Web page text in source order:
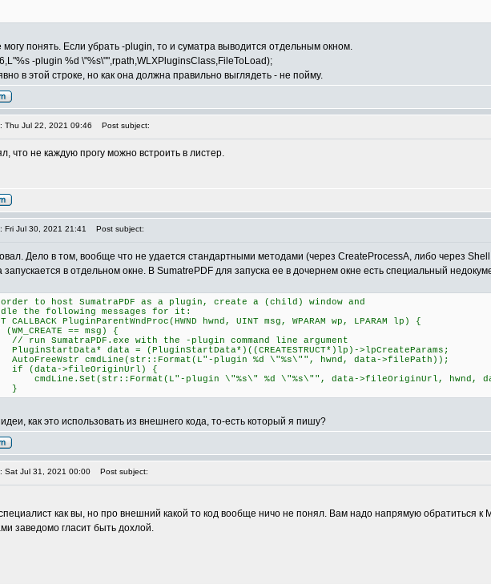
могу понять. Если убрать -plugin, то и суматра выводится отдельным окном.
-plugin %d \"%s\"",rpath,WLXPluginsClass,FileToLoad);
в этой строке, но как она должна правильно выглядеть - не пойму.
Thu Jul 22, 2021 09:46 Post subject:
что не каждую прогу можно встроить в листер.
Fri Jul 30, 2021 21:41 Post subject:
Дело в том, вообще что не удается стандартными методами (через CreateProcessA, либо через
запускается в отдельном окне. В SumatrePDF для запуска ее в дочернем окне есть специальный
to host SumatraPDF as a plugin, create a (child) window and
the following messages for it:
CALLBACK PluginParentWndProc(HWND hwnd, UINT msg, WPARAM wp, LPARAM lp) {
== msg) {
SumatraPDF.exe with the -plugin command line argument
data = (PluginStartData*)((CREATESTRUCT*)lp)->lpCreateParams;
cmdLine(str::Format(L"-plugin %d \"%s\"", hwnd, data->filePath));
>fileOriginUrl) {
plugin \"%s\" %d \"%s\"", data->fileOriginUrl, hwnd,
идеи, как это использовать из внешнего кода, то-есть который я пишу?
Sat Jul 31, 2021 00:00 Post subject:
как вы, но про внешний какой то код вообще ничо не понял. Вам надо напрямую обратиться
заведомо гласит быть дохлой.